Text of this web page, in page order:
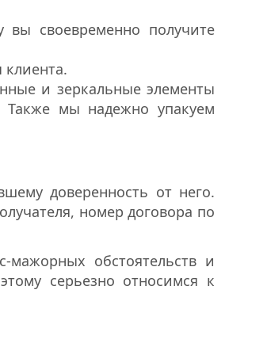
вы своевременно получите
клиента.
и зеркальные элементы
Также мы надежно упакуем
доверенность от него.
номер договора по
мажорных обстоятельств и
серьезно относимся к